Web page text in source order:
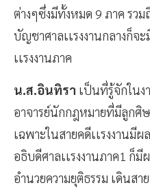
ต่างๆซึ่งมีทั้งหมด 9 ภาค รว
บัญชาศาลเเรงงานกลางก็จ
เเรงงานภาค
น.ส.อินทิรา เป็นที่รู้จักในง
อาจารย์นักกฎหมายที่มีลูกศิ
เฉพาะในสายคดีเเรงงาน
อธิบดีศาลเเรงงานภาค1 ก็มี
อำนวยความยุติธรรม เดินส